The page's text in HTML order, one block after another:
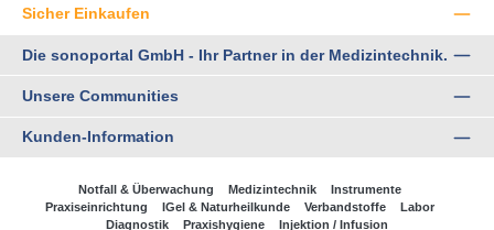
Sicher Einkaufen
Die sonoportal GmbH - Ihr Partner in der Medizintechnik.
Unsere Communities
Kunden-Information
Notfall & Überwachung Medizintechnik
Instrumente
Praxiseinrichtung
IGel & Naturheilkunde Verbandstoffe
Labor
Diagnostik
Praxishygiene Injektion / Infusion